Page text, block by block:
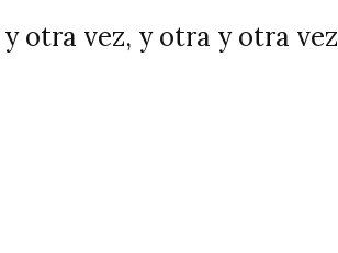
otra vez, y otra y otra vez